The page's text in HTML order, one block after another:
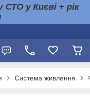
у Києві + рік
Система живлення